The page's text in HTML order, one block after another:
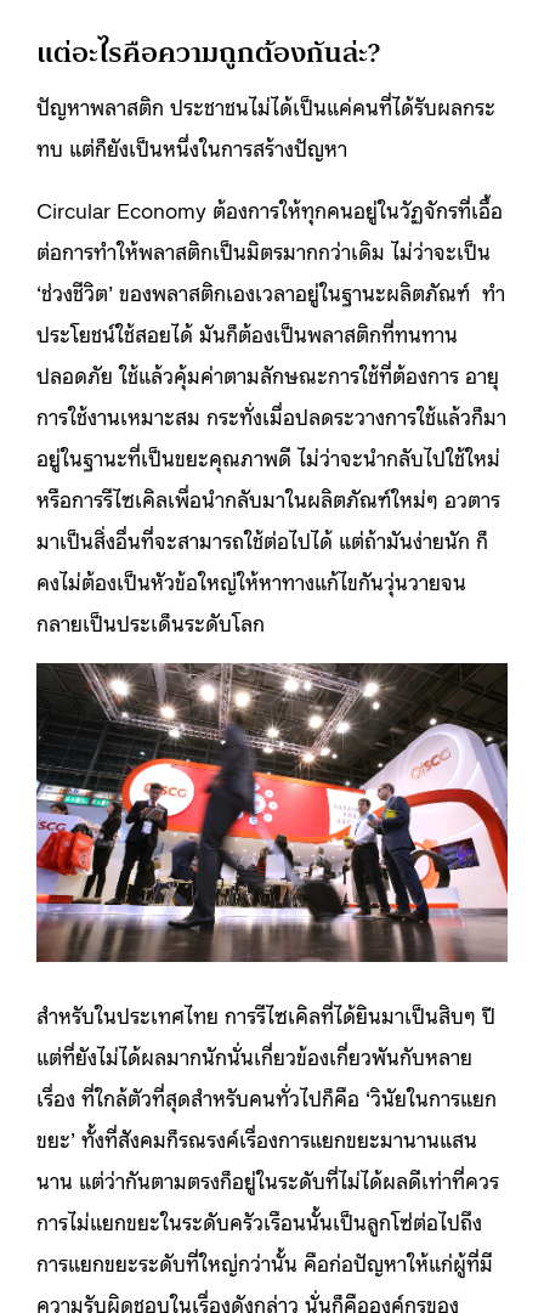
แต่อะไรคือความถูกต้องกันล่ะ?
ปัญหาพลาสติก ประชาชนไม่ได้เป็นแค่คนที่ได้รับผลกระ
ทบ แต่ก็ยังเป็นหนึ่งในการสร้างปัญหา
Circular Economy ต้องการให้ทุกคนอยู่ในวัฏจักรที่เอื้อ
ต่อการทำให้พลาสติกเป็นมิตรมากกว่าเดิม ไม่ว่าจะเป็น
‘ช่วงชีวิต’ ของพลาสติกเองเวลาอยู่ในฐานะผลิตภัณฑ์ ทำ
ประโยชน์ใช้สอยได้ มันก็ต้องเป็นพลาสติกที่ทนทาน
ปลอดภัย ใช้แล้วคุ้มค่าตามลักษณะการใช้ที่ต้องการ อายุ
การใช้งานเหมาะสม กระทั่งเมื่อปลดระวางการใช้แล้วก็มา
อยู่ในฐานะที่เป็นขยะคุณภาพดี ไม่ว่าจะนำกลับไปใช้ใหม่
หรือการรีไซเคิลเพื่อนำกลับมาในผลิตภัณฑ์ใหม่ๆ อวตาร
มาเป็นสิ่งอื่นที่จะสามารถใช้ต่อไปได้ แต่ถ้ามันง่ายนัก ก็
คงไม่ต้องเป็นหัวข้อใหญ่ให้หาทางแก้ไขกันวุ่นวายจน
กลายเป็นประเด็นระดับโลก
สำหรับในประเทศไทย การรีไซเคิลที่ได้ยินมาเป็นสิบๆ ปี
แต่ที่ยังไม่ได้ผลมากนักนั่นเกี่ยวข้องเกี่ยวพันกับหลาย
เรื่อง ที่ใกล้ตัวที่สุดสำหรับคนทั่วไปก็คือ ‘วินัยในการแยก
ขยะ’ ทั้งที่สังคมก็รณรงค์เรื่องการแยกขยะมานานแสน
นาน แต่ว่ากันตามตรงก็อยู่ในระดับที่ไม่ได้ผลดีเท่าที่ควร
การไม่แยกขยะในระดับครัวเรือนนั้นเป็นลูกโซ่ต่อไปถึง
การแยกขยะระดับที่ใหญ่กว่านั้น คือก่อปัญหาให้แก่ผู้ที่มี
ความรับผิดชอบในเรื่องดังกล่าว นั่นก็คือองค์กรของ